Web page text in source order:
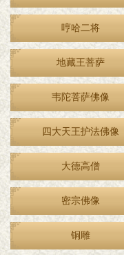
哼哈二将
地藏王菩萨
韦陀菩萨佛像
四大天王护法佛像
大德高僧
密宗佛像
铜雕